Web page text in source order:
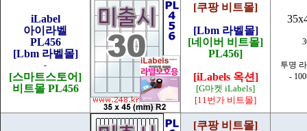
iLabel
아이라벨
PL456
[Lbm 라벨몰]
-
[스마트스토어]
비트몰 PL456
[쿠팡 비트몰]
[Lbm 라벨몰]
[네이버 비트몰]
PL456]
[iLabels 옥션]
[G마켓 iLabels]
[11번가 비트몰]
투명
-
[쿠팡 비트몰]